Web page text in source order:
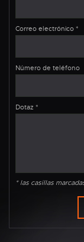
Correo electrónico *
Número de teléfono
Dotaz *
* las casillas